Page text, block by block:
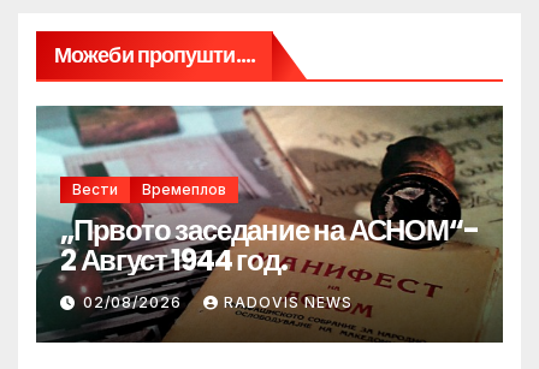
Можеби пропушти....
Вести Времеплов
„Првото заседание на АСНОМ“-
2 Август 1944 год.
02/08/2026 RADOVIS NEWS